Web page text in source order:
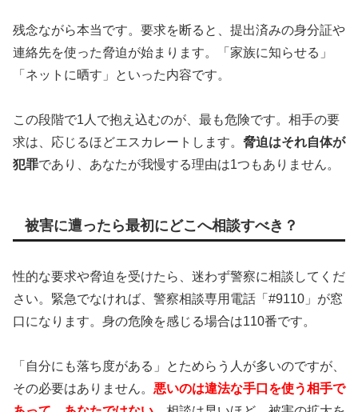
残念ながら本当です。要求を断ると、提出済みの身分証や
連絡先を使った脅迫が始まります。「家族に知らせる」
「ネットに晒す」といった内容です。
この段階で1人で抱え込むのが、最も危険です。相手の要
求は、応じるほどエスカレートします。 脅迫はそれ自体が
犯罪であり、あなたが我慢する理由は1つもありません。
被害に遭ったら最初にどこへ相談すべき？
性的な要求や脅迫を受けたら、迷わず警察に相談してくだ
さい。緊急でなければ、警察相談専用電話「#9110」が窓
口になります。身の危険を感じる場合は110番です。
「自分にも落ち度がある」とためらう人が多いのですが、
その必要はありません。 悪いのは違法な手口を使う相手で